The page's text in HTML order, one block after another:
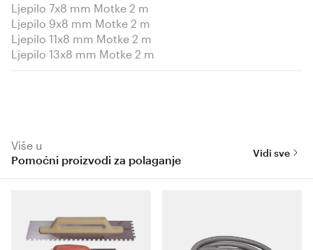
Ljepilo 7x8 mm Motke 2 m
Ljepilo 9x8 mm Motke 2 m
Ljepilo 11x8 mm Motke 2 m
Ljepilo 13x8 mm Motke 2 m
Više u
Pomoćni proizvodi za polaganje
Vidi sve